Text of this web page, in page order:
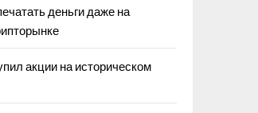
деньги даже на
акции на историческом